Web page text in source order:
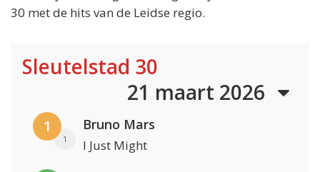
30 met de hits van de Leidse regio.
Sleutelstad 30
21 maart 2026
1
1
Bruno Mars
I Just Might